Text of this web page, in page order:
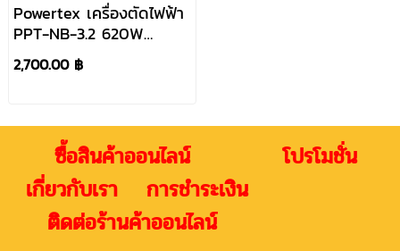
Powertex เครื่องตัดไฟฟ้า
PPT-NB-3.2 620W
กรรไกรตัดเหล็ก
2,700.00 ฿
ซื้อสินค้าออนไลน์ โปรโมชั่น
เกี่ยวกับเรา การชำระเงิน
ติดต่อร้านค้าออนไลน์